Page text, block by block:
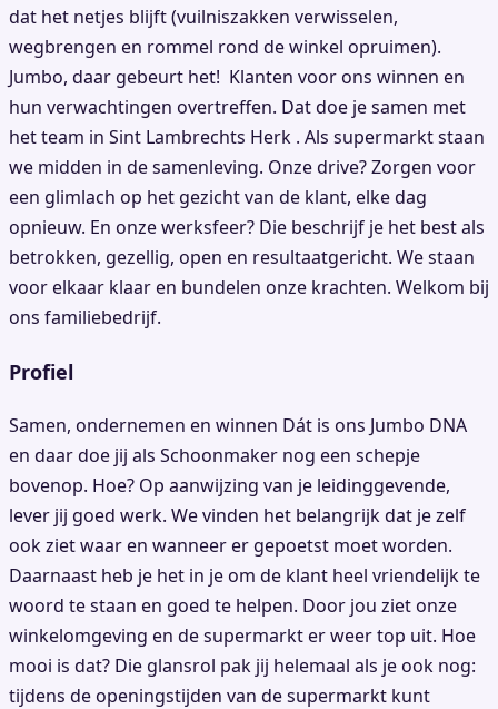
dat het netjes blijft (vuilniszakken verwisselen,
wegbrengen en rommel rond de winkel opruimen).
Jumbo, daar gebeurt het! Klanten voor ons winnen en
hun verwachtingen overtreffen. Dat doe je samen met
het team in Sint Lambrechts Herk . Als supermarkt staan
we midden in de samenleving. Onze drive? Zorgen voor
een glimlach op het gezicht van de klant, elke dag
opnieuw. En onze werksfeer? Die beschrijf je het best als
betrokken, gezellig, open en resultaatgericht. We staan
voor elkaar klaar en bundelen onze krachten. Welkom bij
ons familiebedrijf.
Profiel
Samen, ondernemen en winnen Dát is ons Jumbo DNA
en daar doe jij als Schoonmaker nog een schepje
bovenop. Hoe? Op aanwijzing van je leidinggevende,
lever jij goed werk. We vinden het belangrijk dat je zelf
ook ziet waar en wanneer er gepoetst moet worden.
Daarnaast heb je het in je om de klant heel vriendelijk te
woord te staan en goed te helpen. Door jou ziet onze
winkelomgeving en de supermarkt er weer top uit. Hoe
mooi is dat? Die glansrol pak jij helemaal als je ook nog:
tijdens de openingstijden van de supermarkt kunt